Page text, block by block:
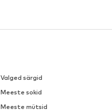
Valged särgid
Meeste sokid
Meeste mütsid